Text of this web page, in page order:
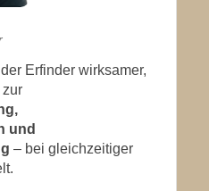
Erfinder wirksamer,
zur
und
– bei gleichzeitiger